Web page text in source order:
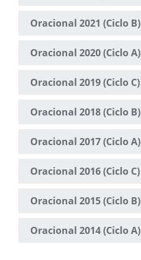
Oracional 2021 (Ciclo B)
Oracional 2020 (Ciclo A)
Oracional 2019 (Ciclo C)
Oracional 2018 (Ciclo B)
Oracional 2017 (Ciclo A)
Oracional 2016 (Ciclo C)
Oracional 2015 (Ciclo B)
Oracional 2014 (Ciclo A)